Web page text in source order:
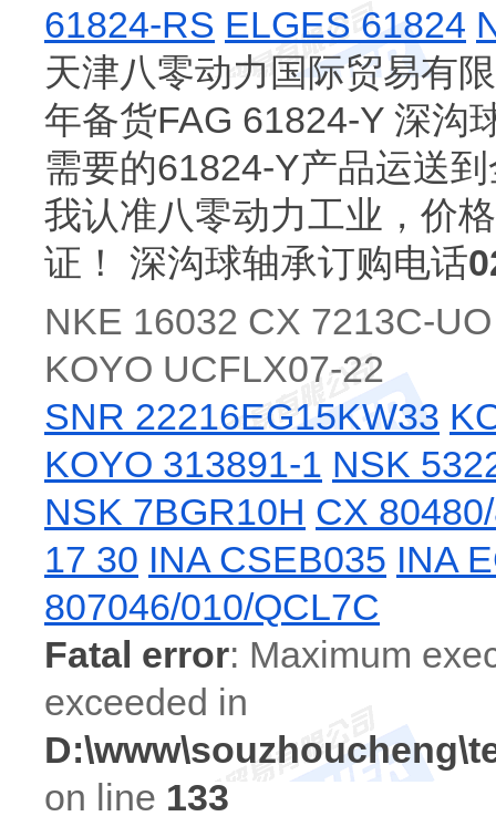
61824-RS ELGES 61824
天津八零动力国际贸易有
年备货FAG 61824-Y 深沟
需要的61824-Y产品运送
我认准八零动力工业，价
证！ 深沟球轴承订购电话
NKE 16032 CX 7213C-
KOYO UCFLX07-22
SNR 22216EG15KW33
KOYO 313891-1 NSK
NSK 7BGR10H CX
17 30 INA CSEB035 INA
807046/010/QCL7C
Fatal error: Maximum
exceeded in
on line 133